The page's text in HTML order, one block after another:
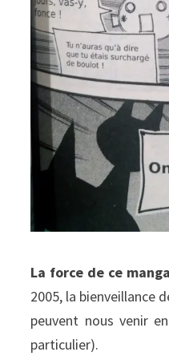
La force de ce
2005, la bienveillance
peuvent nous venir
particulier).